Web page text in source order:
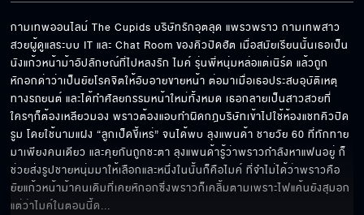
กามเทพออนไลน์ The Cupids บริษัทรักอุตลุด แพรวพราว กามเทพสาว
สวยผู้ดูแลระบบ IT และ Chat Room ของคิวปิดฮัต เมื่อสมัยเรียนนั้นเธอเป็น
นังแก้วหน้าม้าอัปลักษณ์ที่ไปหลงรัก ไมค์ รุ่นพี่หนุ่มหล่อแต่เนิร์ด แล้วถูก
หักอกด่าว่าเป็นยัยโรคจิตให้อับอายขายหน้า ต่อมาเมื่อเธอประสบอุบัติเหตุ
ทางรถยนต์ และได้ทำศัลยกรรมหน้าใหม่ทั้งหมด เธอกลายเป็นสาวสวยที่
ใครๆก็ต้องเหลียวมอง พราวต้องแอบทำผิดกฎบริษัทเข้าไปใช้ห้องแชทคิวปิด
รูม โดยใช้นามแฝง “ลูกเป็ดขี้เหร่” จนได้พบ ลุงแพนด้า ชายวัย 60 ที่ทักทาย
มาเพียงคนเดียว และคุยกันถูกชะตา ลุงแพนด้ารู้ว่าพราวกำลังหาแฟนอยู่ ก็
ช่วยส่งรูปชายหนุ่มมาให้เลือกและหนึ่งในนั้นก็คือไมค์ ที่จำไม่ได้ว่าพราวคือ
ยัยแก้วหน้าม้าคนเดิมที่เคยหักอกซึ่งพราวก็เคลิ้มตามเพราะไฟแค้นยังสุมอก
แต่ว่าไมค์ในตอนนี้ด...